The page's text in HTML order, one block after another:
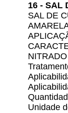
16 - SAL
SAL DE
Unidade